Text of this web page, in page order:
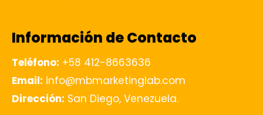
Información de Contacto
Teléfono: +58 412-8663636
Email: info@mbmarketinglab.com
Dirección: San Diego, Venezuela.